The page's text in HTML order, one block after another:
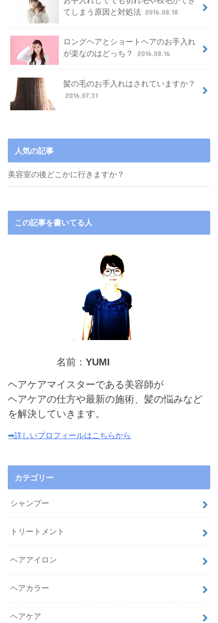
てしまう原因と対処法 2016.08.18
ロングヘアとショートヘアのお手入れ
が楽なのはどっち？
2016.08.16
髪の毛のお手入れはされていますか？
2016.07.31
人気の記事
美容室の後どこかに行きますか？
この記事を書いてる人
名前：YUMI
ヘアケアマイスターである美容師が
ヘアケアの仕方や最新の施術、髪の悩みなど
を解決していきます。
➡詳しいプロフィールはこちらから
カテゴリー
シャンプー
トリートメント
ヘアアイロン
ヘアカラー
ヘアケア